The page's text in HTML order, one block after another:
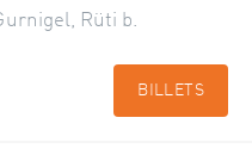
Rüti b.
BILLETS